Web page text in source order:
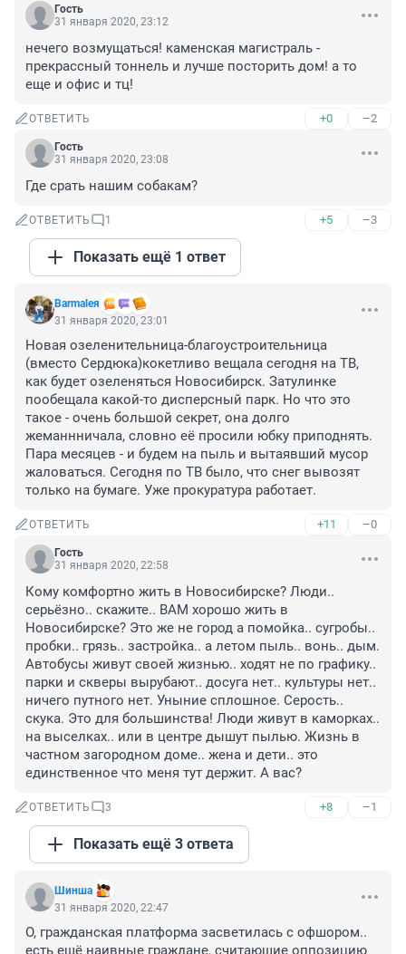
Гость
31 января 2020, 23:12
нечего возмущаться! каменская магистраль -
прекрассный тоннель и лучше посторить дом! а то
еще и офис и тц!
ОТВЕТИТЬ +0 –2
Гость
31 января 2020, 23:08
Где срать нашим собакам?
ОТВЕТИТЬ 1 +5 –3
Показать ещё 1 ответ
Barmaleя
31 января 2020, 23:01
Новая озеленительница-благоустроительница
(вместо Сердюка)кокетливо вещала сегодня на ТВ,
как будет озеленяться Новосибирск. Затулинке
пообещала какой-то дисперсный парк. Но что это
такое - очень большой секрет, она долго
жеманнничала, словно её просили юбку приподнять.
Пара месяцев - и будем на пыль и вытаявший мусор
жаловаться. Сегодня по ТВ было, что снег вывозят
только на бумаге. Уже прокуратура работает.
ОТВЕТИТЬ +11 –0
Гость
31 января 2020, 22:58
Кому комфортно жить в Новосибирске? Люди..
серьёзно.. скажите.. ВАМ хорошо жить в
Новосибирске? Это же не город а помойка.. сугробы..
пробки.. грязь.. застройка.. а летом пыль.. вонь.. дым.
Автобусы живут своей жизнью.. ходят не по графику..
парки и скверы вырубают.. досуга нет.. культуры нет..
ничего путного нет. Уныние сплошное. Серость..
скука. Это для большинства! Люди живут в каморках..
на выселках.. или в центре дышут пылью. Жизнь в
частном загородном доме.. жена и дети.. это
единственное что меня тут держит. А вас?
ОТВЕТИТЬ 3 +8 –1
Показать ещё 3 ответа
Шинша
31 января 2020, 22:47
О, гражданская платформа засветилась с офшором..
есть ещё наивные граждане, считающие оппозицию